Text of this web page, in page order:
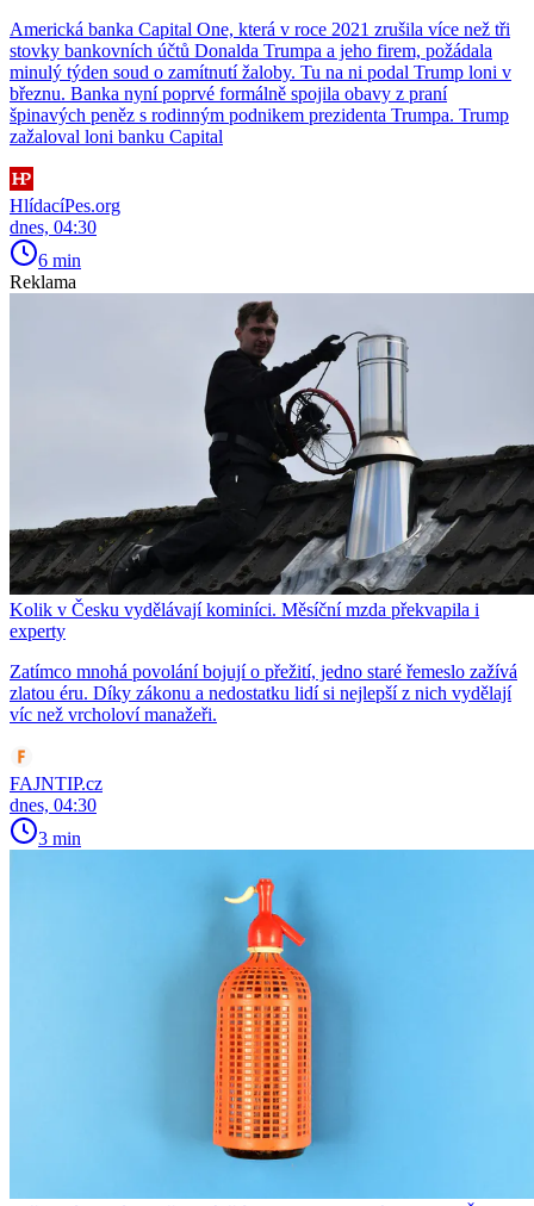
Americká banka Capital One, která v roce 2021 zrušila více než tři
stovky bankovních účtů Donalda Trumpa a jeho firem, požádala
minulý týden soud o zamítnutí žaloby. Tu na ni podal Trump loni v
březnu. Banka nyní poprvé formálně spojila obavy z praní
špinavých peněz s rodinným podnikem prezidenta Trumpa. Trump
zažaloval loni banku Capital
HlídacíPes.org
dnes, 04:30
6 min
Reklama
Kolik v Česku vydělávají kominíci. Měsíční mzda překvapila i
experty
Zatímco mnohá povolání bojují o přežití, jedno staré řemeslo zažívá
zlatou éru. Díky zákonu a nedostatku lidí si nejlepší z nich vydělají
víc než vrcholoví manažeři.
FAJNTIP.cz
dnes, 04:30
3 min